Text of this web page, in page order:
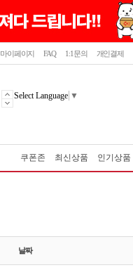
마이페이지 FAQ 1:1문의 개인결제
Select Language ▼
쿠폰존 최신상품 인기상품
날짜